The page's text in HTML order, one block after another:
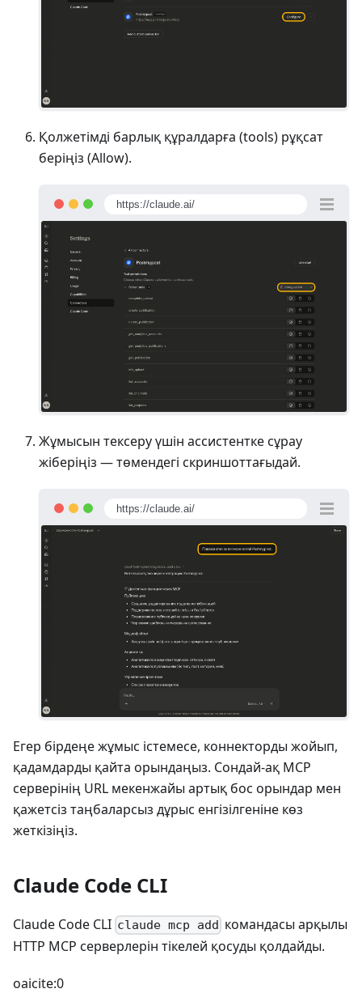
Қолжетімді барлық құралдарға (tools) рұқсат
беріңіз (Allow).
https://claude.ai/
Жұмысын тексеру үшін ассистентке сұрау
жіберіңіз — төмендегі скриншоттағыдай.
https://claude.ai/
Егер бірдеңе жұмыс істемесе, коннекторды жойып,
қадамдарды қайта орындаңыз. Сондай-ақ MCP
серверінің URL мекенжайы артық бос орындар мен
қажетсіз таңбаларсыз дұрыс енгізілгеніне көз
жеткізіңіз.
Claude Code CLI
Claude Code CLI claude mcp add командасы арқылы
HTTP MCP серверлерін тікелей қосуды қолдайды.
oaicite:0